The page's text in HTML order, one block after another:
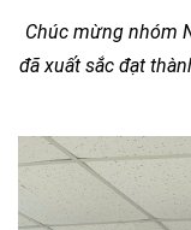
Chúc mừng nhóm
đã xuất sắc đạt